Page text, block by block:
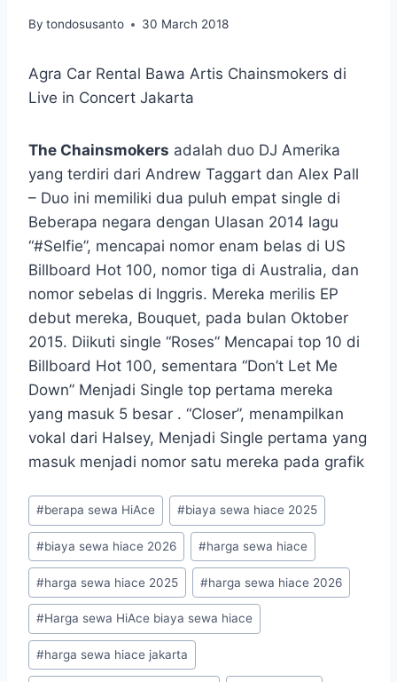
By tondosusanto 30 March 2018
Agra Car Rental Bawa Artis Chainsmokers di
Live in Concert Jakarta
The Chainsmokers adalah duo DJ Amerika
yang terdiri dari Andrew Taggart dan Alex Pall
– Duo ini memiliki dua puluh empat single di
Beberapa negara dengan Ulasan 2014 lagu
“#Selfie”, mencapai nomor enam belas di US
Billboard Hot 100, nomor tiga di Australia, dan
nomor sebelas di Inggris. Mereka merilis EP
debut mereka, Bouquet, pada bulan Oktober
2015. Diikuti single “Roses” Mencapai top 10 di
Billboard Hot 100, sementara “Don’t Let Me
Down” Menjadi Single top pertama mereka
yang masuk 5 besar . “Closer”, menampilkan
vokal dari Halsey, Menjadi Single pertama yang
masuk menjadi nomor satu mereka pada grafik
Post
Tags:
#berapa sewa HiAce #biaya sewa hiace 2025
#biaya sewa hiace 2026 #harga sewa hiace
#harga sewa hiace 2025 #harga sewa hiace 2026
#Harga sewa HiAce biaya sewa hiace
#harga sewa hiace jakarta